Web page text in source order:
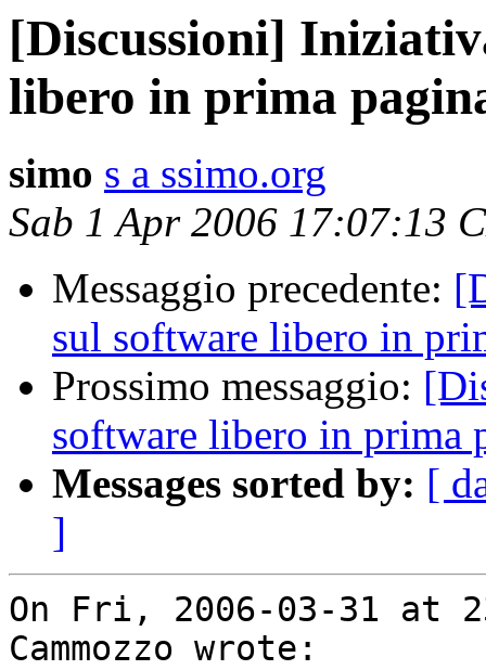
[Discussioni]
libero in prima
simo s a ssimo.org
Sab 1 Apr 2006 17:07:13
Messaggio precedente:
sul software libero in
Prossimo messaggio:
software libero in prima
Messages sorted by: [
]
On Fri, 2006-03-31 at
Cammozzo wrote: